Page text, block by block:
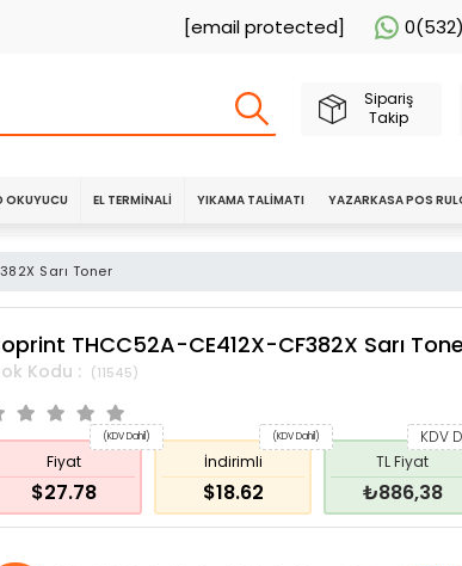
[email protected]
Sipariş
Takip
OKUYUCU EL TERMINALI YIKAMA TALIMATI YAZARKASA POS
Sarı Toner
THCC52A-CE412X-CF382X Sarı
(11545)
Fiyat
$27.78
(KDV Dahil)
İndirimli
$18.62
(KDV Dahil)
TL Fiyat
₺886,38
KDV